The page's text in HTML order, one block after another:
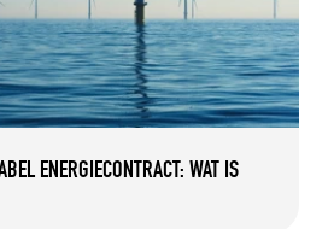
ENERGIECONTRACT: WAT IS